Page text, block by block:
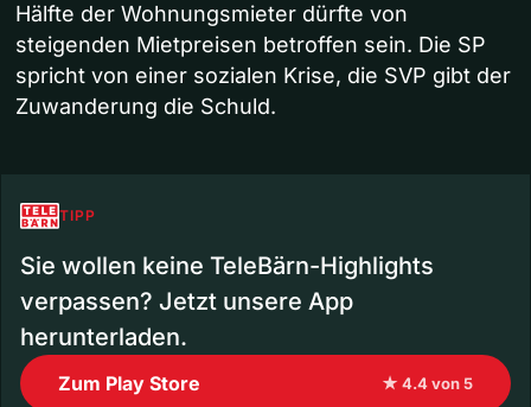
Hälfte der Wohnungsmieter dürfte von
steigenden Mietpreisen betroffen sein. Die SP
spricht von einer sozialen Krise, die SVP gibt der
Zuwanderung die Schuld.
TIPP
Sie wollen keine TeleBärn-Highlights
verpassen? Jetzt unsere App
herunterladen.
Zum Play Store ★ 4.4 von 5